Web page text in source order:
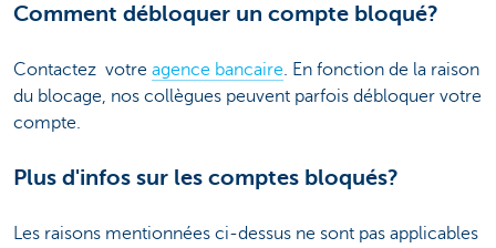
Comment débloquer un compte bloqué?
Contactez votre agence bancaire. En fonction de la raison
du blocage, nos collègues peuvent parfois débloquer votre
compte.
Plus d'infos sur les comptes bloqués?
Les raisons mentionnées ci-dessus ne sont pas applicables